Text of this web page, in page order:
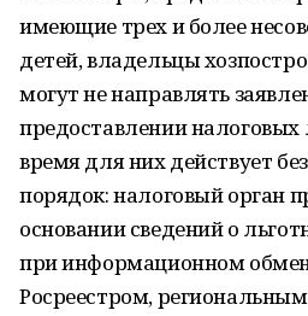
имеющие трех и более
детей, владельцы
могут не направлять
предоставлении налоговых
время для них действует
порядок: налоговый орган
основании сведений о
при информационном
Росреестром,